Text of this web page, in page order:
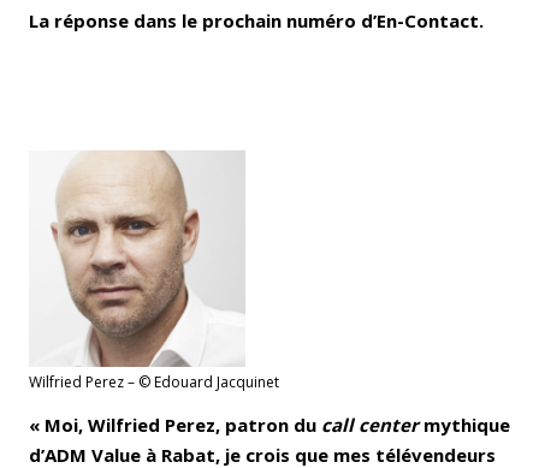
La réponse dans le prochain numéro d’En-Contact.
Wilfried Perez – © Edouard Jacquinet
« Moi, Wilfried Perez, patron du call centermythique
d’ADM Value à Rabat, je crois que mes télévendeurs